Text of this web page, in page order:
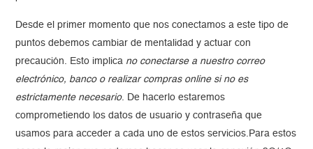
Desde el primer momento que nos conectamos a este tipo de
puntos debemos cambiar de mentalidad y actuar con
precaución. Esto implica no conectarse a nuestro correo
electrónico, banco o realizar compras online si no es
estrictamente necesario. De hacerlo estaremos
comprometiendo los datos de usuario y contraseña que
usamos para acceder a cada uno de estos servicios.Para estos